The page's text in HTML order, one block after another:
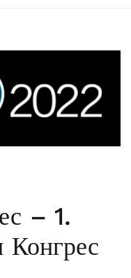
– 1.